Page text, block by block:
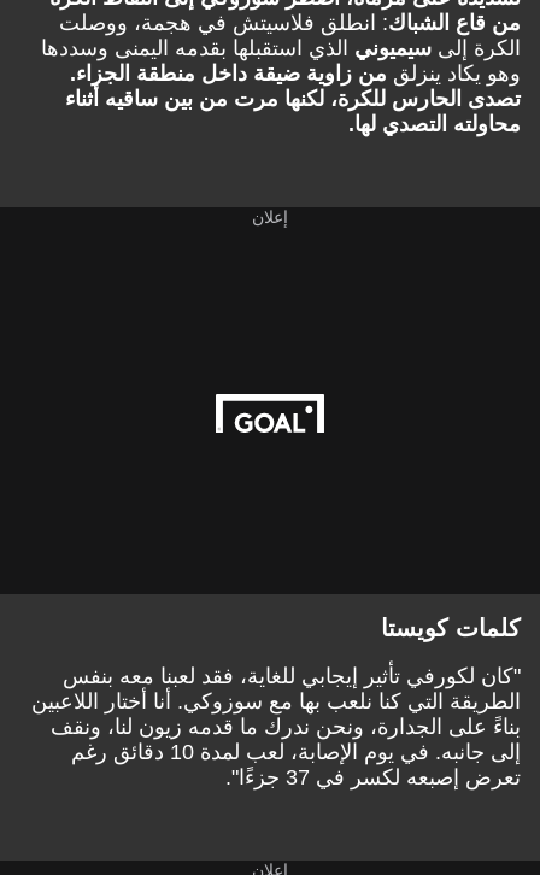
من قاع الشباك: انطلق فلاسيتش في هجمة، ووصلت
الكرة إلى سيميوني الذي استقبلها بقدمه اليمنى وسددها
وهو يكاد ينزلق من زاوية ضيقة داخل منطقة الجزاء.
تصدى الحارس للكرة، لكنها مرت من بين ساقيه أثناء
محاولته التصدي لها.
إعلان
كلمات كويستا
"كان لكورفي تأثير إيجابي للغاية، فقد لعبنا معه بنفس
الطريقة التي كنا نلعب بها مع سوزوكي. أنا أختار اللاعبين
بناءً على الجدارة، ونحن ندرك ما قدمه زيون لنا، ونقف
إلى جانبه. في يوم الإصابة، لعب لمدة 10 دقائق رغم
تعرض إصبعه لكسر في 37 جزءًا".